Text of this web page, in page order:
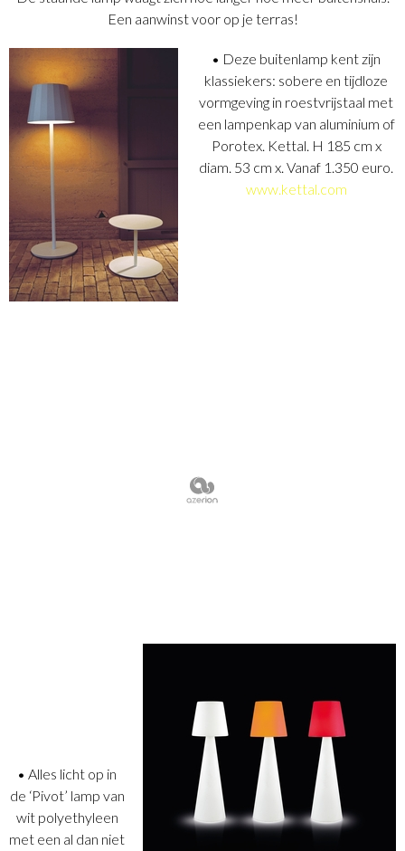
Een aanwinst voor op je terras!
• Deze buitenlamp kent zijn
klassiekers: sobere en tijdloze
vormgeving in roestvrijstaal met
een lampenkap van aluminium of
Porotex. Kettal. H 185 cm x
diam. 53 cm x. Vanaf 1.350 euro.
www.kettal.com
• Alles licht op in
de ‘Pivot’ lamp van
wit polyethyleen
met een al dan niet